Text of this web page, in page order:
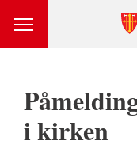
i kirken